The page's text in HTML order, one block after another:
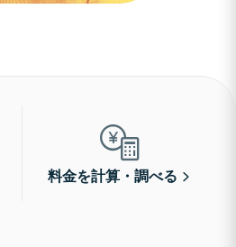
料金を計算・調べる